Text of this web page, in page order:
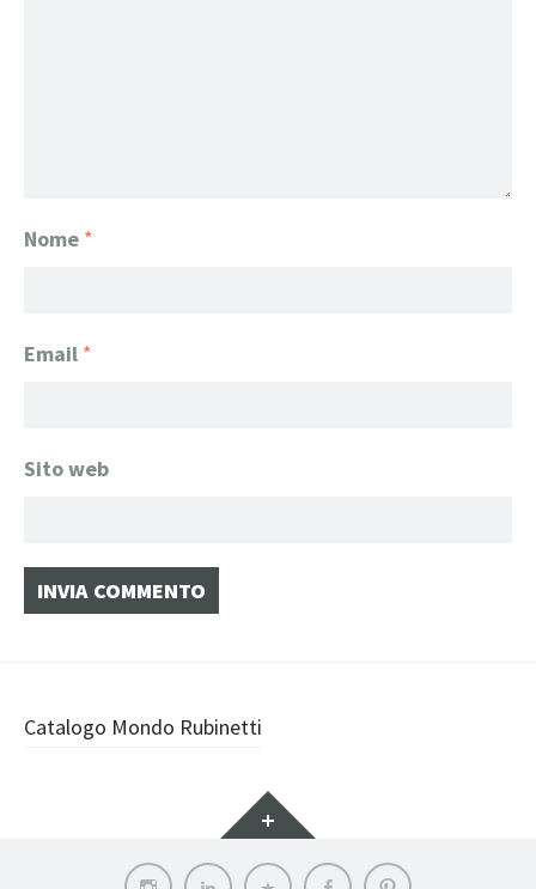
Nome *
Email *
Sito web
Navigazione
Catalogo Mondo Rubinetti
Widget
InstagramLinkedIn ArchiloversFacebookPinterest